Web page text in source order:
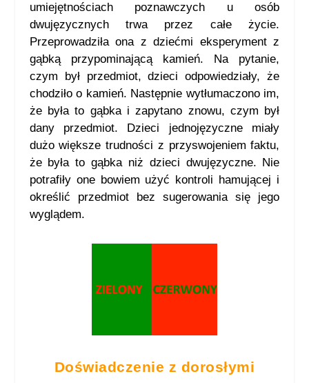
umiejętnościach poznawczych u osób
dwujęzycznych trwa przez całe życie.
Przeprowadziła ona z dziećmi eksperyment z
gąbką przypominającą kamień. Na pytanie,
czym był przedmiot, dzieci odpowiedziały, że
chodziło o kamień. Następnie wytłumaczono im,
że była to gąbka i zapytano znowu, czym był
dany przedmiot. Dzieci jednojęzyczne miały
dużo większe trudności z przyswojeniem faktu,
że była to gąbka niż dzieci dwujęzyczne. Nie
potrafiły one bowiem użyć kontroli hamującej i
określić przedmiot bez sugerowania się jego
wyglądem.
Doświadczenie z dorosłymi